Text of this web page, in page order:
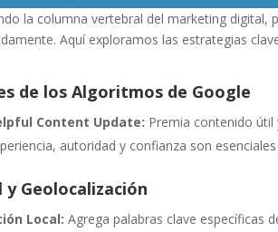
la columna vertebral del marketing
Aquí exploramos las estrategias
de los Algoritmos de Google
Content Update: Premia contenido útil
autoridad y confianza son
y Geolocalización
Local: Agrega palabras clave específicas